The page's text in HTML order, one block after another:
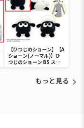
【ひつじのショーン】【A
ショーン(ノーマル)】ひ
つじのショーン BS スマ
ホショーンルダー
もっと見る